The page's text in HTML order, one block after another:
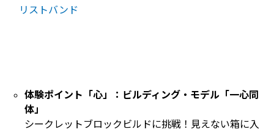
リストバンド
体験ポイント「心」：ビルディング・モデル「一心同
体」
シークレットブロックビルドに挑戦！見えない箱に入